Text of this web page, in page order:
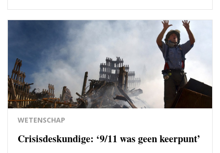
WETENSCHAP
Crisisdeskundige: ‘9/11 was geen keerpunt’